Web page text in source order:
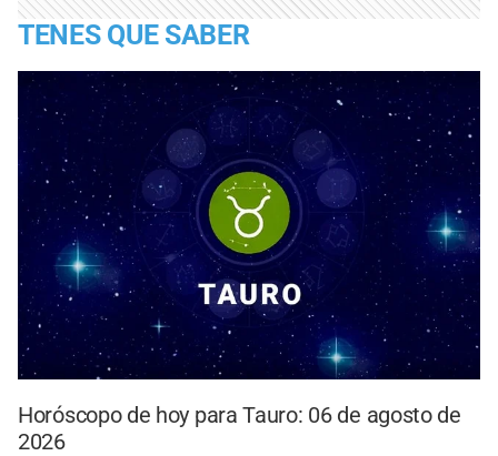
TENES QUE SABER
Horóscopo de hoy para Tauro: 06 de agosto de
2026